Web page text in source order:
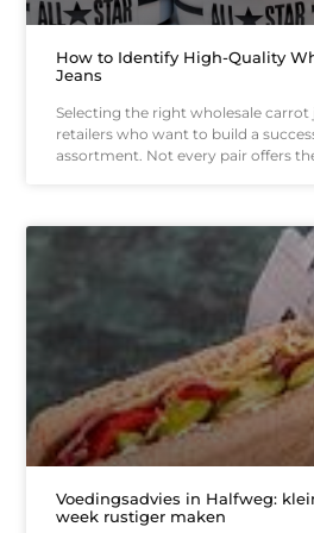
How to Identify High-Quality
Jeans
Selecting the right wholesale carrot
retailers who want to build a
assortment. Not every pair offers
Voedingsadvies in Halfweg:
week rustiger maken